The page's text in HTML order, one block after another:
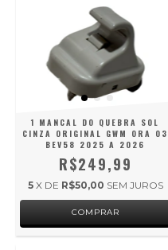
1 MANCAL DO QUEBRA SOL
CINZA ORIGINAL GWM ORA 03
BEV58 2025 A 2026
R$249,99
5 X DE R$50,00 SEM JUROS